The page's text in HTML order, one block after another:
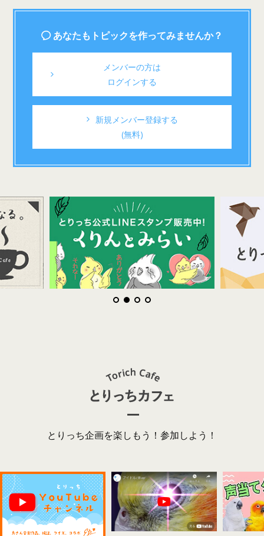
あなたもトピックを作ってみませんか？
メンバーの方は
ログインする
新規メンバー登録する
(無料)
とりっち企画を楽しもう！参加しよう！